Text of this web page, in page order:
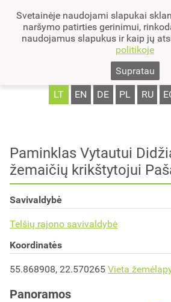
Svetainėje naudojami slapukai
naršymo patirties gerinimui,
naudojamus slapukus ir kaip jų
politikoje
Supratau
LT EN DE PL RU
Paminklas Vytautui
žemaičių krikštytojui
Savivaldybė
Telšių rajono savivaldybė
Koordinatės
55.868908, 22.570265 Vieta
Panoramos